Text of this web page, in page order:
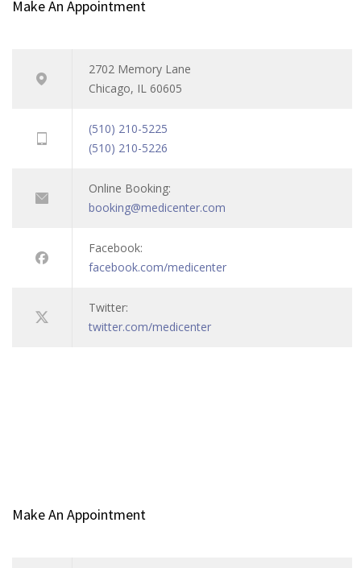
Make An Appointment
2702 Memory Lane
Chicago, IL 60605
(510) 210-5225
(510) 210-5226
Online Booking:
booking@medicenter.com
Facebook:
facebook.com/medicenter
Twitter:
twitter.com/medicenter
Make An Appointment